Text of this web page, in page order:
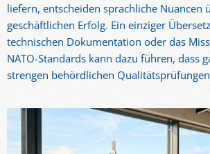
liefern, entscheiden sprachliche Nuancen
geschäftlichen Erfolg. Ein einziger
technischen Dokumentation oder das
NATO-Standards kann dazu führen, dass
strengen behördlichen